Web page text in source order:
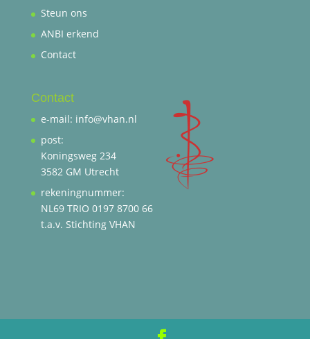
Steun ons
ANBI erkend
Contact
Contact
e-mail: info@vhan.nl
post:
Koningsweg 234
3582 GM Utrecht
rekeningnummer:
NL69 TRIO 0197 8700 66
t.a.v. Stichting VHAN